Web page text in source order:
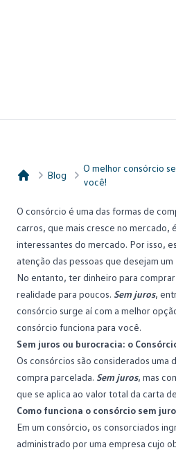
Consórcio Embracon
Blog
O melhor consórcio
você!
O consórcio é uma das formas de
carros, que mais cresce no mercado,
interessantes do mercado. Por isso,
atenção das pessoas que desejam
No entanto, ter dinheiro para
realidade para poucos. Sem juros,
consórcio surge aí com a melhor
consórcio funciona para você.
Sem juros ou burocracia: o
Os consórcios são considerados uma
compra parcelada. Sem juros, mas
que se aplica ao valor total da carta
Como funciona o consórcio sem
Em um consórcio, os consorciados
administrado por uma empresa cujo